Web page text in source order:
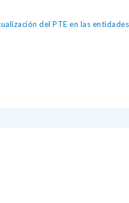
del PTE en las